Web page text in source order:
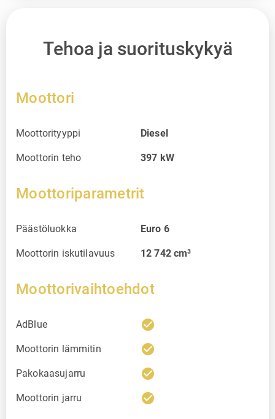
Tehoa ja suorituskykyä
Moottori
Moottorityyppi Diesel
Moottorin teho 397 kW
Moottoriparametrit
Päästöluokka Euro 6
Moottorin iskutilavuus 12 742cm³
Moottorivaihtoehdot
AdBlue check_circle
Moottorin lämmitin check_circle
Pakokaasujarru check_circle
Moottorin jarru check_circle